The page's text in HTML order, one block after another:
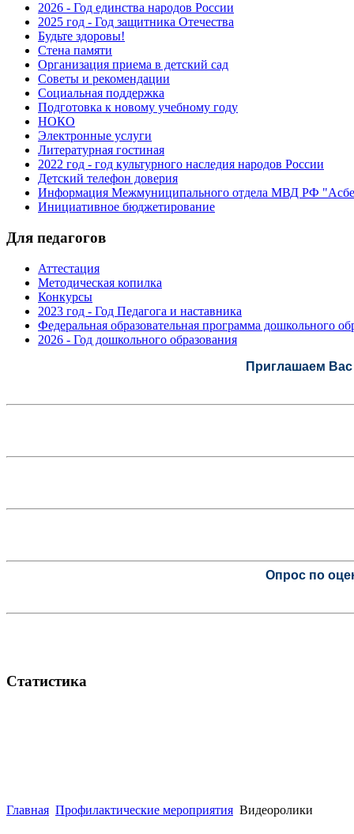
2026 - Год единства народов России
2025 год - Год защитника Отечества
Будьте здоровы!
Стена памяти
Организация приема в детский сад
Советы и рекомендации
Социальная поддержка
Подготовка к новому учебному году
НОКО
Электронные услуги
Литературная гостиная
2022 год - год культурного наследия народов России
Детский телефон доверия
Информация Межмуниципального отдела МВД РФ
Инициативное бюджетирование
Для педагогов
Аттестация
Методическая копилка
Конкурсы
2023 год - Год Педагога и наставника
Федеральная образовательная программа дошкольного
2026 - Год дошкольного образования
Приглашаем Вас
Опрос по
Статистика
Главная Профилактические мероприятия Видеоролики